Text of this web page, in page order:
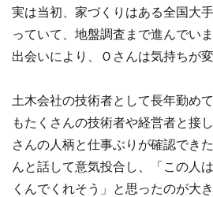
実は当初、家づくりはある全国大
っていて、地盤調査まで進んでい
出会いにより、Ｏさんは気持ちが変
土木会社の技術者として長年勤め
もたくさんの技術者や経営者と接
さんの人柄と仕事ぶりが確認でき
んと話して意気投合し、「この人
くんでくれそう」と思ったのが大